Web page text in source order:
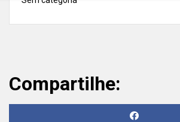
Compartilhe: